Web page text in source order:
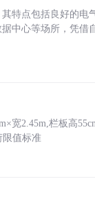
特点包括良好的电
中心等场所，凭借
宽2.45m,栏板高
限值标准